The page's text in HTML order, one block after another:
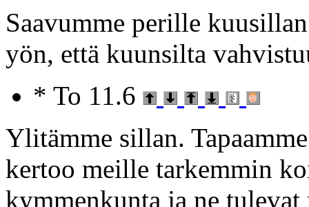
Saavumme perille
yön, että kuunsilta
* To 11.6
Ylitämme sillan.
kertoo meille tarkemmin
kymmenkunta ja ne